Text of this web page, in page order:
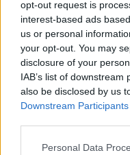
opt-out request is
interest-based ads
us or personal
your opt-out. You may
disclosure of your
IAB’s list of
also be disclosed by us
Downstream Participants
Please note that this
Personal Data
I fjor gikk hun VM i
mesterskap på
første OL, bare et
Fiemme blir altså
– Jeg er evig